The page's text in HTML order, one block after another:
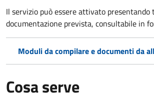
Il servizio può essere attivato
documentazione prevista, consultabile in
Moduli da compilare e documenti da
Cosa serve